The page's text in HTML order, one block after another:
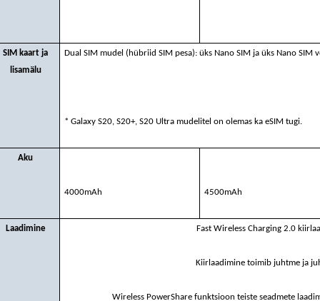
SIM kaart ja
lisamälu
Dual SIM mudel (hübriid SIM pesa): üks Nano SIM ja üks Nano SIM
* Galaxy S20, S20+, S20 Ultra mudelitel on olemas ka eSIM tugi.
Aku
4000mAh 4500mAh
Laadimine Fast Wireless Charging 2.0
Kiirlaadimine toimib juhtme ja
Wireless PowerShare funktsioon teiste seadmete